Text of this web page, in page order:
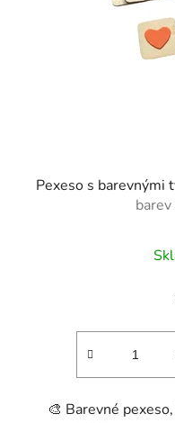
Pexeso s barevnými
🎨 Barevné